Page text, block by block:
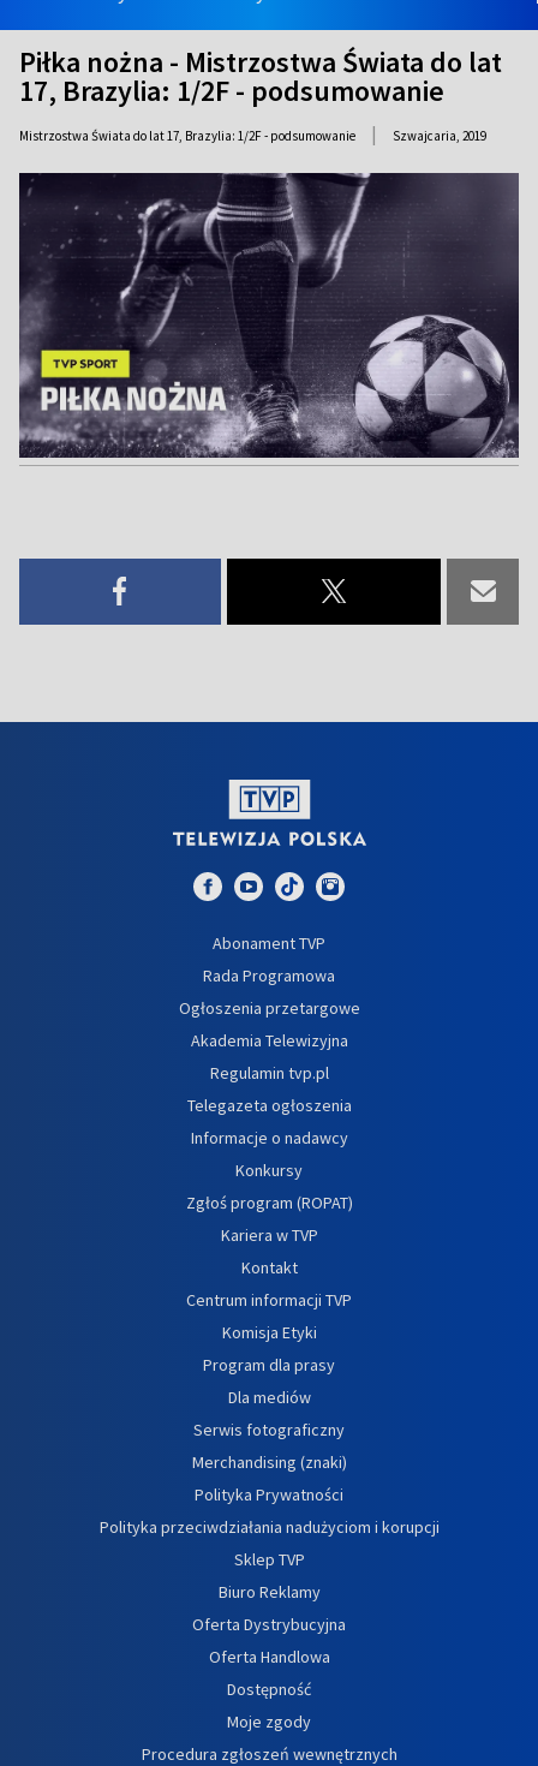
Piłka nożna - Mistrzostwa Świata do lat
17, Brazylia: 1/2F - podsumowanie
Mistrzostwa Świata do lat 17, Brazylia: 1/2F - podsumowanie | Szwajcaria, 2019
Abonament TVP
Rada Programowa
Ogłoszenia przetargowe
Akademia Telewizyjna
Regulamin tvp.pl
Telegazeta ogłoszenia
Informacje o nadawcy
Konkursy
Zgłoś program (ROPAT)
Kariera w TVP
Kontakt
Centrum informacji TVP
Komisja Etyki
Program dla prasy
Dla mediów
Serwis fotograficzny
Merchandising (znaki)
Polityka Prywatności
Polityka przeciwdziałania nadużyciom i korupcji
Sklep TVP
Biuro Reklamy
Oferta Dystrybucyjna
Oferta Handlowa
Dostępność
Moje zgody
Procedura zgłoszeń wewnętrznych